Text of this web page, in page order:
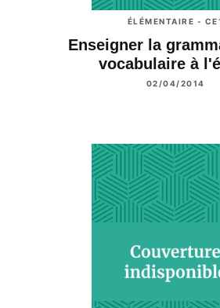
ÉLÉMENTAIRE -
Enseigner la
vocabulaire à
02/04/2014